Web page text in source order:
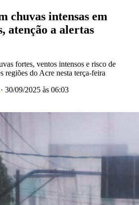
chuvas intensas em
atenção a alertas
fortes, ventos intensos e risco de
regiões do Acre nesta terça-feira
· 30/09/2025 às 06:03